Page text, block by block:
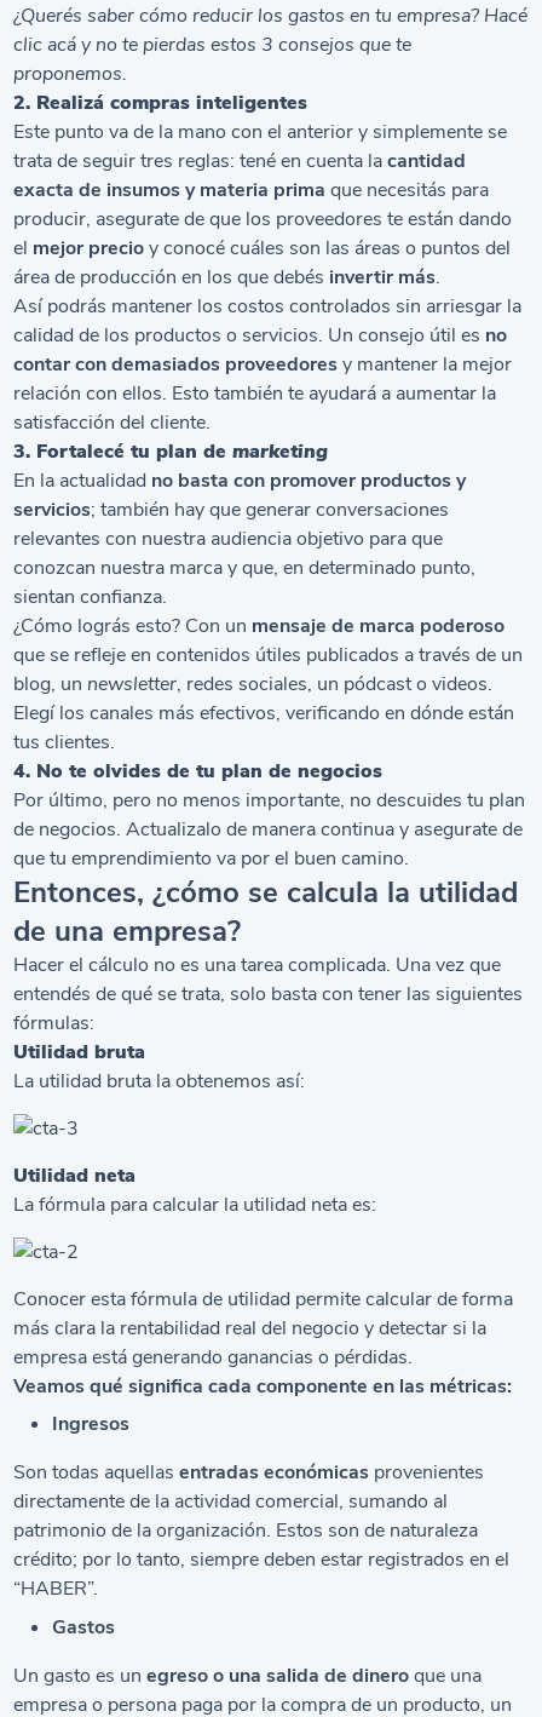
¿Querés saber cómo reducir los gastos en tu empresa? Hacé
clic acáy no te pierdas estos 3 consejos que te
proponemos.
2. Realizá compras inteligentes
Este punto va de la mano con el anterior y simplemente se
trata de seguir tres reglas: tené en cuenta lacantidad
exacta de insumos y materia prima que necesitás para
producir, asegurate de que los proveedores te están dando
el mejor precioy conocé cuáles son las áreas o puntos del
área de producción en los que debés invertir más.
Así podrás mantener los costos controlados sin arriesgar la
calidad de los productos o servicios. Un consejo útil es no
contar con demasiados proveedoresy mantener la mejor
relación con ellos. Esto también te ayudará a aumentar la
satisfacción del cliente.
3. Fortalecé tu plan demarketing
En la actualidad no basta con promover productos y
servicios; también hay que generar conversaciones
relevantes con nuestra audiencia objetivo para que
conozcan nuestra marca y que, en determinado punto,
sientan confianza.
¿Cómo lográs esto? Con un mensaje de marca poderoso
que se refleje en contenidos útiles publicados a través de un
blog, un newsletter, redes sociales, un pódcast o videos.
Elegí los canales más efectivos, verificando en dónde están
tus clientes.
4. No te olvides de tu plan de negocios
Por último, pero no menos importante, no descuides tu plan
de negocios. Actualizalo de manera continua y asegurate de
que tu emprendimiento va por el buen camino.
Entonces, ¿cómo se calcula la utilidad
de una empresa?
Hacer el cálculo no es una tarea complicada. Una vez que
entendés de qué se trata, solo basta con tener las siguientes
fórmulas:
Utilidad bruta
La utilidad bruta la obtenemos así:
Utilidad neta
La fórmula para calcular la utilidad neta es:
Conocer esta fórmula de utilidad permite calcular de forma
más clara la rentabilidad real del negocio y detectar si la
empresa está generando ganancias o pérdidas.
Veamos qué significa cada componente en las métricas:
Ingresos
Son todas aquellasentradas económicas provenientes
directamente de la actividad comercial, sumando al
patrimonio de la organización. Estos son de naturaleza
crédito; por lo tanto, siempre deben estar registrados en el
“HABER”.
Gastos
Un gasto es unegreso o una salida de dineroque una
empresa o persona paga por la compra de un producto, un